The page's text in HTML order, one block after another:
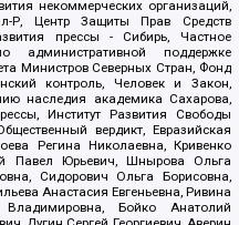
некоммерческих организаций,
Р, Центр Защиты Прав Средств
прессы - Сибирь, Частное
административной поддержке
Министров Северных Стран, Фонд
контроль, Человек и Закон,
наследия академика Сахарова,
Институт Развития Свободы
вердикт, Евразийская
Регина Николаевна, Кривенко
Павел Юрьевич, Шнырова Ольга
Сидорович Ольга Борисовна,
Анастасия Евгеньевна, Ривина
Бойко Анатолий